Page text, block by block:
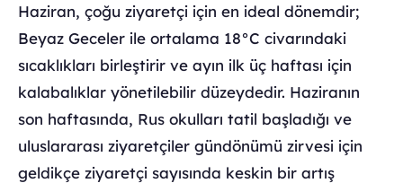
Haziran, çoğu ziyaretçi için en ideal dönemdir;
Beyaz Geceler ile ortalama 18°C civarındaki
sıcaklıkları birleştirir ve ayın ilk üç haftası için
kalabalıklar yönetilebilir düzeydedir. Haziranın
son haftasında, Rus okulları tatil başladığı ve
uluslararası ziyaretçiler gündönümü zirvesi için
geldikçe ziyaretçi sayısında keskin bir artış